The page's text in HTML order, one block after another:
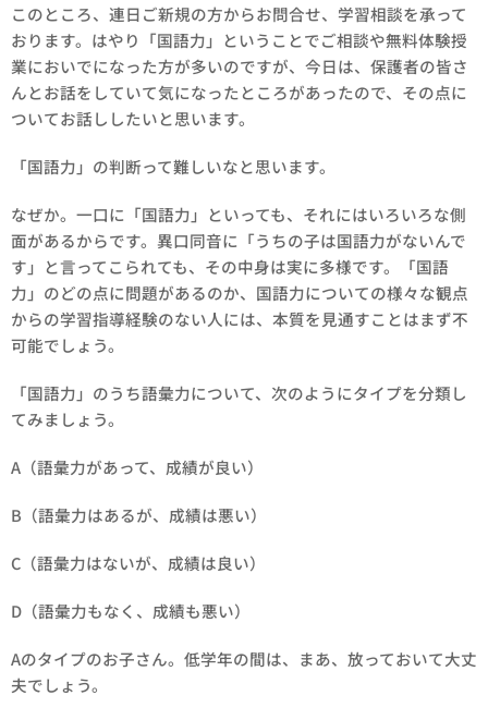
このところ、連日ご新規の方からお問合せ、学習相談を承って
おります。はやり「国語力」ということでご相談や無料体験授
業においでになった方が多いのですが、今日は、保護者の皆さ
んとお話をしていて気になったところがあったので、その点に
ついてお話ししたいと思います。
「国語力」の判断って難しいなと思います。
なぜか。一口に「国語力」といっても、それにはいろいろな側
面があるからです。異口同音に「うちの子は国語力がないんで
す」と言ってこられても、その中身は実に多様です。「国語
力」のどの点に問題があるのか、国語力についての様々な観点
からの学習指導経験のない人には、本質を見通すことはまず不
可能でしょう。
「国語力」のうち語彙力について、次のようにタイプを分類し
てみましょう。
A（語彙力があって、成績が良い）
B（語彙力はあるが、成績は悪い）
C（語彙力はないが、成績は良い）
D（語彙力もなく、成績も悪い）
Aのタイプのお子さん。低学年の間は、まあ、放っておいて大丈
夫でしょう。